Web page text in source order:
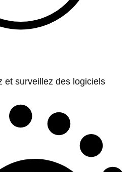
et surveillez des logiciels